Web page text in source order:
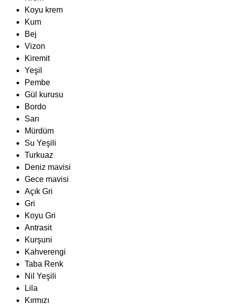
Koyu krem
Kum
Bej
Vizon
Kiremit
Yeşil
Pembe
Gül kurusu
Bordo
Sarı
Mürdüm
Su Yeşili
Turkuaz
Deniz mavisi
Gece mavisi
Açık Gri
Gri
Koyu Gri
Antrasit
Kurşuni
Kahverengi
Taba Renk
Nil Yeşili
Lila
Kırmızı